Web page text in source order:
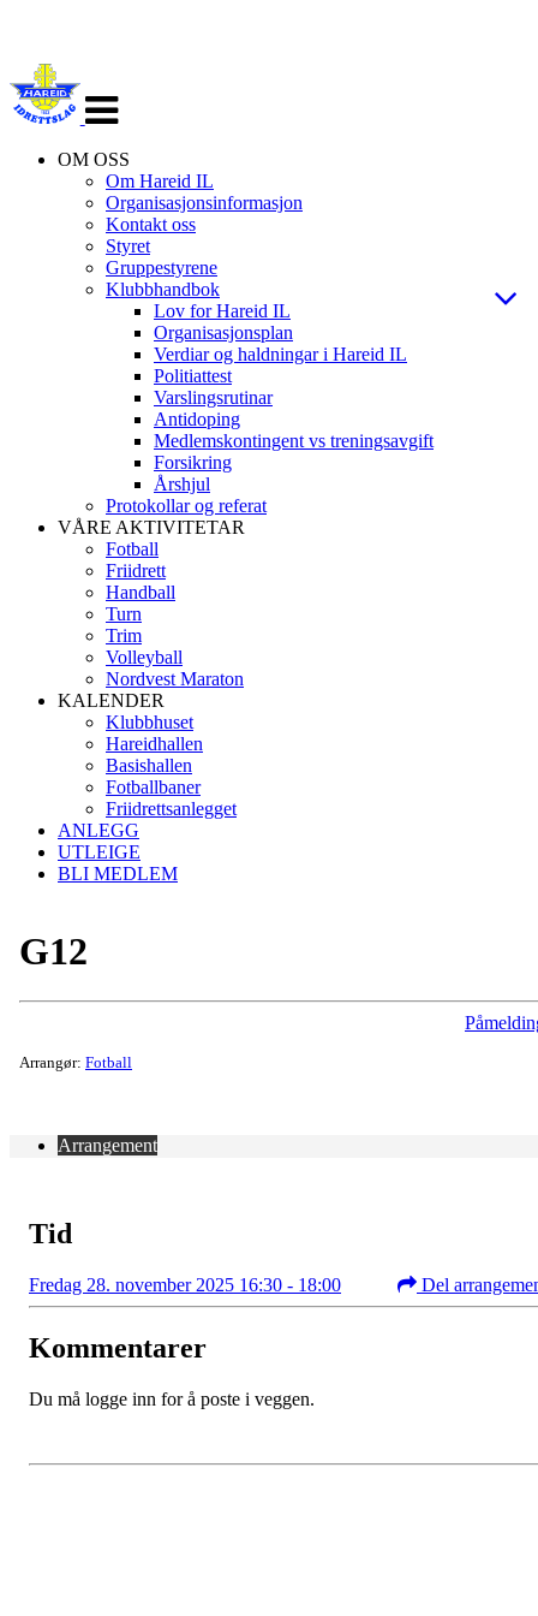
navigasjon
OM OSS
Om Hareid IL
Organisasjonsinformasjon
Kontakt oss
Styret
Gruppestyrene
Klubbhandbok
Lov for Hareid IL
Organisasjonsplan
Verdiar og haldningar i Hareid IL
Politiattest
Varslingsrutinar
Antidoping
Medlemskontingent vs treningsavgift
Forsikring
Årshjul
Protokollar og referat
VÅRE AKTIVITETAR
Fotball
Friidrett
Handball
Turn
Trim
Volleyball
Nordvest Maraton
KALENDER
Klubbhuset
Hareidhallen
Basishallen
Fotballbaner
Friidrettsanlegget
ANLEGG
UTLEIGE
BLI MEDLEM
G12
Arrangør: Fotball
Arrangement
Tid
Fredag 28. november 2025 16:30 - 18:00 Del
Kommentarer
Du må logge inn for å poste i veggen.